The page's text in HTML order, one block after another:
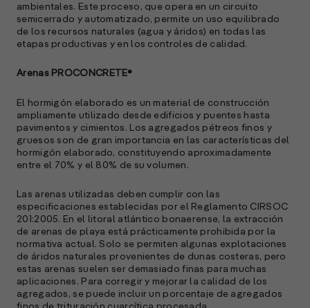
ambientales. Este proceso, que opera en un circuito
semicerrado y automatizado, permite un uso equilibrado
de los recursos naturales (agua y áridos) en todas las
etapas productivas y en los controles de calidad.
Arenas PROCONCRETE®
El hormigón elaborado es un material de construcción
ampliamente utilizado desde edificios y puentes hasta
pavimentos y cimientos. Los agregados pétreos finos y
gruesos son de gran importancia en las características del
hormigón elaborado, constituyendo aproximadamente
entre el 70% y el 80% de su volumen.
Las arenas utilizadas deben cumplir con las
especificaciones establecidas por el Reglamento CIRSOC
201:2005. En el litoral atlántico bonaerense, la extracción
de arenas de playa está prácticamente prohibida por la
normativa actual. Solo se permiten algunas explotaciones
de áridos naturales provenientes de dunas costeras, pero
estas arenas suelen ser demasiado finas para muchas
aplicaciones. Para corregir y mejorar la calidad de los
agregados, se puede incluir un porcentaje de agregados